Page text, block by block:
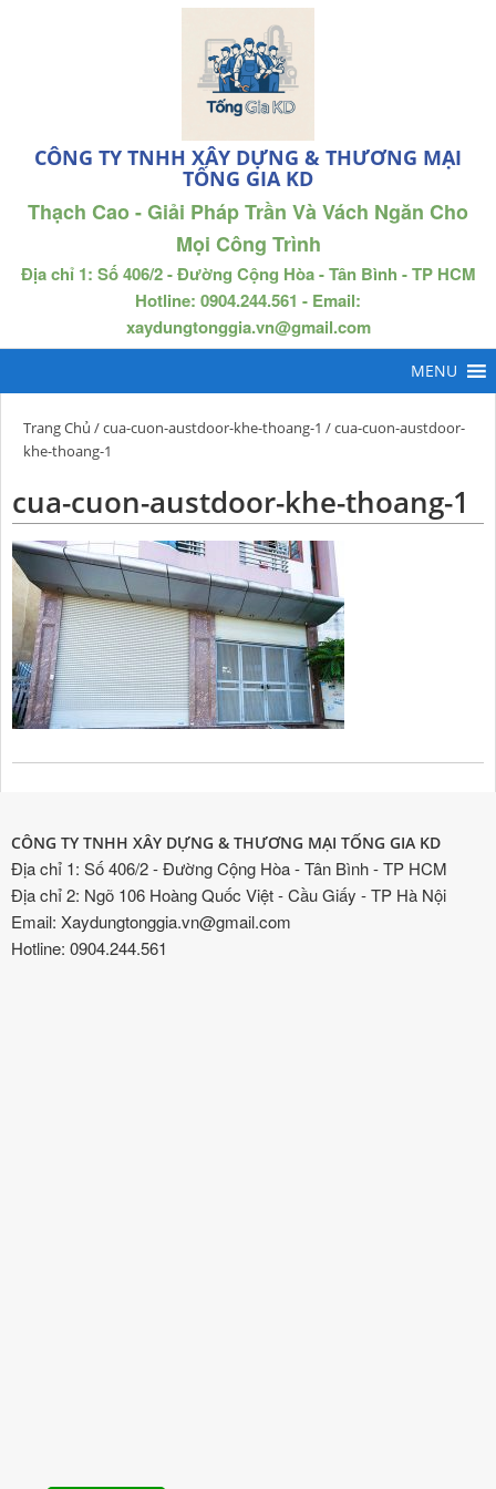
CÔNG TY TNHH XÂY DỰNG & THƯƠNG MẠI
TỐNG GIA KD
Thạch Cao - Giải Pháp Trần Và Vách Ngăn Cho
Mọi Công Trình
Địa chỉ 1: Số 406/2 - Đường Cộng Hòa - Tân Bình - TP HCM
Hotline: 0904.244.561 - Email:
xaydungtonggia.vn@gmail.com
Trang Chủ /cua-cuon-austdoor-khe-thoang-1 / cua-cuon-austdoor-
khe-thoang-1
cua-cuon-austdoor-khe-thoang-1
CÔNG TY TNHH XÂY DỰNG & THƯƠNG MẠI TỐNG GIA KD
Địa chỉ 1: Số 406/2 - Đường Cộng Hòa - Tân Bình - TP HCM
Địa chỉ 2: Ngõ 106 Hoàng Quốc Việt - Cầu Giấy - TP Hà Nội
Email: Xaydungtonggia.vn@gmail.com
Hotline: 0904.244.561